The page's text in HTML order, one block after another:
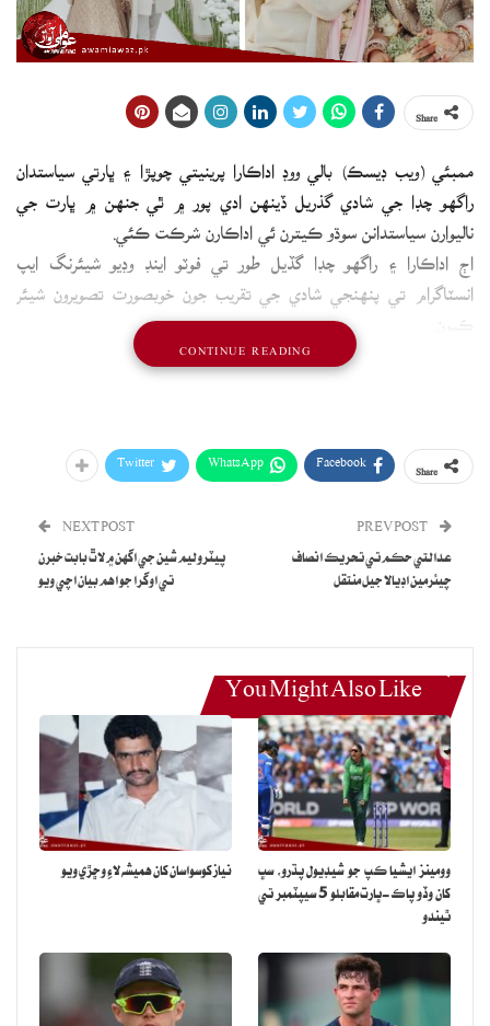
ممبئي (ويب ڊيسڪ) بالي ووڊ اداڪارا پرينيتي چوپڙا ۽ ڀارتي سياستدان
راگھو چڊا جي شادي گذريل ڏينهن ادي پور ۾ ٿي جنهن ۾ ڀارت جي
ناليوارن سياستدانن سوڌو ڪيترن ئي اداڪارن شرڪت ڪئي.
اڄ اداڪارا ۽ راگھو چڊا گڏيل طور تي فوٽو اينڊ وڊيو شيئرنگ ايپ
انسٽاگرام تي پنهنجي شادي جي تقريب جون خوبصورت تصويرون شيئر
پرينيتي شادي تي گولڊ ۽ آف وائيٽ رنگ جو جوڙو پهريو جڏهن ته گھوٽ
آف وائيٽ رنگ جي شيرواني ۾ نظر آيو.
View this post on Instagram
Facebook
WhatsApp
Twitter
عدالتي حڪم تي تحريڪ انصاف
چيئرمين اڊيالا جيل منتقل
NEXT POST
پيٽروليم شين جي اگهن ۾ لاٿ بابت خبرن
تي اوگرا جو اهم بيان اچي ويو
You Might Also Like
وومينز ايشيا ڪپ جو شيڊيول پڌرو، سڀ
کان وڏو پاڪ-ڀارت مقابلو 5 سيپٽمبر تي
ٿيندو
نياز کوسواسان کان هميشه لاءِ وڇڙي ويو